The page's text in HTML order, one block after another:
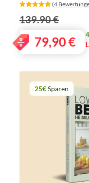
‎ (4
139.90 €
79,90€
25€Sparen